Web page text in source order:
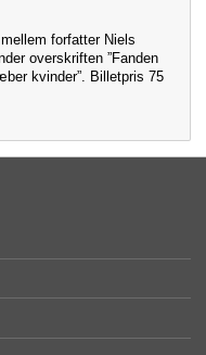
forfatter Niels
overskriften ”Fanden
kvinder”. Billetpris 75